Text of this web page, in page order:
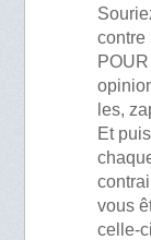
contre
les,
Et
vous
celle-